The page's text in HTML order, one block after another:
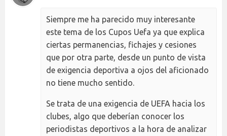
Siempre me ha parecido muy interesante
este tema de los Cupos Uefa ya que explica
ciertas permanencias, fichajes y cesiones
que por otra parte, desde un punto de vista
de exigencia deportiva a ojos del aficionado
no tiene mucho sentido.
Se trata de una exigencia de UEFA hacia los
clubes, algo que deberían conocer los
periodistas deportivos a la hora de analizar